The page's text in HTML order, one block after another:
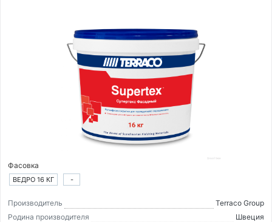
Фасовка
ВЕДРО 16 КГ -
Производитель
Terraco Group
Родина производителя
Швеция